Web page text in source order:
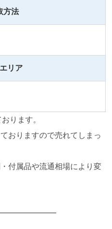
方法
リア
ります。
おりますので売れてしまっ
付属品や流通相場により変